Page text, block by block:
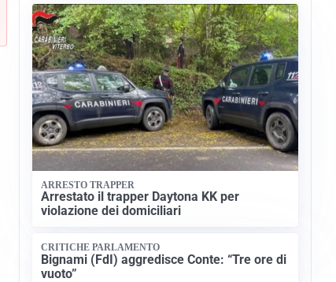
ARRESTO TRAPPER
Arrestato il trapper Daytona KK per
violazione dei domiciliari
CRITICHE PARLAMENTO
Bignami (FdI) aggredisce Conte: “Tre ore di
vuoto”